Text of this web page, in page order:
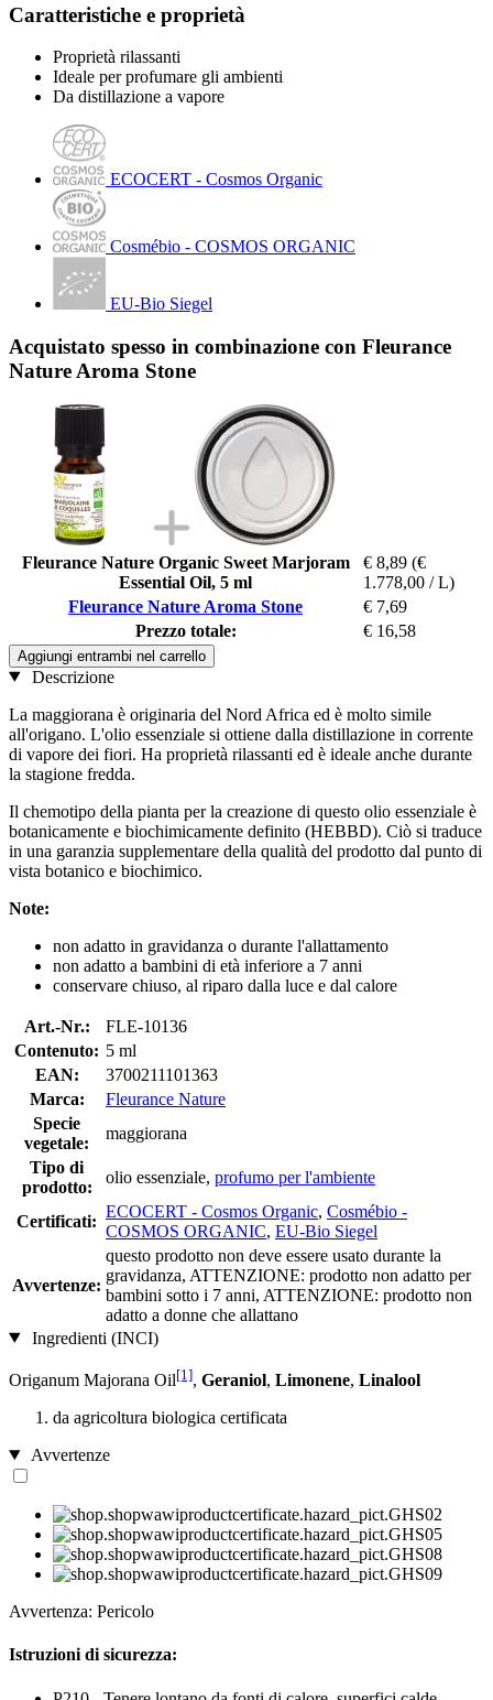
Caratteristiche e proprietà
Proprietà rilassanti
Ideale per profumare gli ambienti
Da distillazione a vapore
ECOCERT - Cosmos Organic
Cosmébio - COSMOS ORGANIC
EU-Bio Siegel
Acquistato spesso in combinazione con Fleurance
Nature Aroma Stone
Fleurance Nature Organic Sweet Marjoram
Essential Oil, 5 ml
€ 8,89 (€
1.778,00 / L)
Fleurance Nature Aroma Stone
€ 7,69
Prezzo totale:
€ 16,58
Aggiungi entrambi nel carrello
Descrizione
La maggiorana è originaria del Nord Africa ed è molto simile
all'origano. L'olio essenziale si ottiene dalla distillazione in corrente
di vapore dei fiori. Ha proprietà rilassanti ed è ideale anche durante
la stagione fredda.
Il chemotipo della pianta per la creazione di questo olio essenziale è
botanicamente e biochimicamente definito (HEBBD). Ciò si traduce
in una garanzia supplementare della qualità del prodotto dal punto di
vista botanico e biochimico.
Note:
non adatto in gravidanza o durante l'allattamento
non adatto a bambini di età inferiore a 7 anni
conservare chiuso, al riparo dalla luce e dal calore
Art.-Nr.:
FLE-10136
Contenuto: 5 ml
EAN:
3700211101363
Marca:
Fleurance Nature
Specie
vegetale:
maggiorana
Tipo di
prodotto:
olio essenziale, profumo per l'ambiente
Certificati:
ECOCERT - Cosmos Organic, Cosmébio -
COSMOS ORGANIC, EU-Bio Siegel
Avvertenze:
questo prodotto non deve essere usato durante la
gravidanza, ATTENZIONE: prodotto non adatto per
bambini sotto i 7 anni, ATTENZIONE: prodotto non
adatto a donne che allattano
Ingredienti (INCI)
Origanum Majorana Oil[1], Geraniol, Limonene, Linalool
da agricoltura biologica certificata
Avvertenze
Avvertenza: Pericolo
Istruzioni di sicurezza: